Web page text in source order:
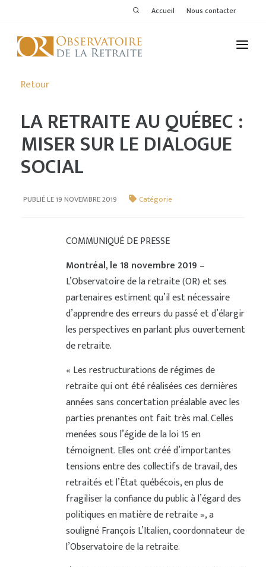
Accueil Nous contacter
ACTIVITÉS
THÉMATIQUES
VOIR LE DERNIER BULLETIN
Retour
LA RETRAITE AU QUÉBEC :
MISER SUR LE DIALOGUE
SOCIAL
PUBLIÉ LE 19 NOVEMBRE 2019 Catégorie
COMMUNIQUÉ DE PRESSE
Montréal, le 18 novembre 2019 –
L’Observatoire de la retraite (OR) et ses
partenaires estiment qu’il est nécessaire
d’apprendre des erreurs du passé et d’élargir
les perspectives en parlant plus ouvertement
de retraite.
« Les restructurations de régimes de
retraite qui ont été réalisées ces dernières
années sans concertation préalable avec les
parties prenantes ont fait très mal. Celles
menées sous l’égide de la loi 15 en
témoignent. Elles ont créé d’importantes
tensions entre des collectifs de travail, des
retraités et l’État québécois, en plus de
fragiliser la confiance du public à l’égard des
politiques en matière de retraite », a
souligné François L’Italien, coordonnateur de
l’Observatoire de la retraite.